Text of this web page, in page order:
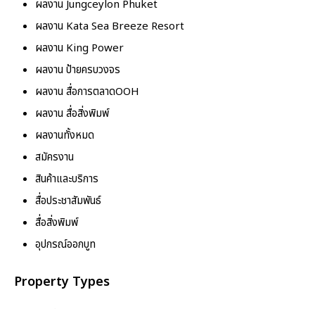
ผลงาน Jungceylon Phuket
ผลงาน Kata Sea Breeze Resort
ผลงาน King Power
ผลงาน ป้ายครบวงจร
ผลงาน สื่อการตลาดOOH
ผลงาน สื่อสิ่งพิมพ์
ผลงานทั้งหมด
สมัครงาน
สินค้าและบริการ
สื่อประชาสัมพันธ์
สื่อสิ่งพิมพ์
อุปกรณ์ออกบูท
Property Types